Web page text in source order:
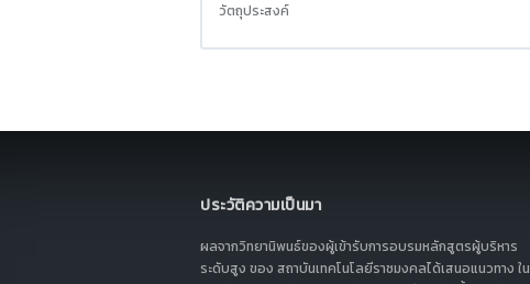
วัตถุประสงค์
ประวัติความเป็นมา
ผลจากวิทยานิพนธ์ของผู้เข้ารับการอบรมหลักสูตรผู้บริหาร
ระดับสูง ของ สถาบันเทคโนโลยีราชมงคลได้เสนอแนวทาง ใน